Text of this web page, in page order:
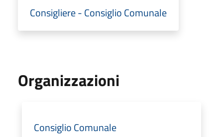
Consigliere - Consiglio Comunale
Organizzazioni
Consiglio Comunale